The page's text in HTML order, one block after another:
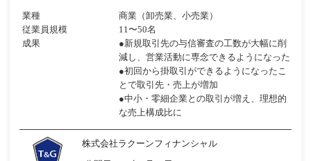
業種
商業（卸売業、小売業）
従業員規模
11〜50名
成果
●新規取引先の与信審査の工数が大幅に削
減し、営業活動に専念できるようになった
●初回から掛取引ができるようになったこ
とで取引先・売上が増加
●中小・零細企業との取引が増え、理想的
な売上構成比に
株式会社ラクーンフィナンシャル